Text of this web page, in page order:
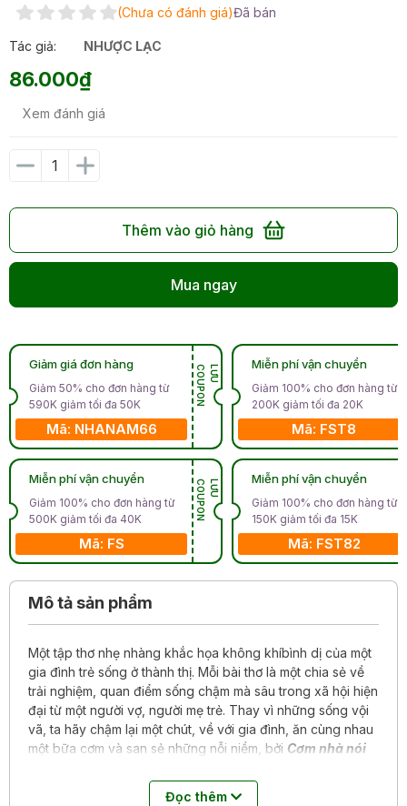
(Chưa có đánh giá)Đã bán
Tác giả: NHƯỢC LẠC
86.000₫
Xem đánh giá
Thêm vào giỏ hàng
Mua ngay
Giảm giá đơn hàng
Giảm 50% cho đơn hàng từ
590K giảm tối đa 50K
Mã: NHANAM66
L
Ư
U
C
O
U
P
O
N
Miễn phí vận chuyển
Giảm 100% cho đơn hàng từ
500K giảm tối đa 40K
Mã: FS
L
Ư
U
C
O
U
P
O
N
Miễn phí vận chuyển
Giảm 100% cho đơn hàng từ
200K giảm tối đa 20K
Mã: FST8
Miễn phí vận chuyển
Giảm 100% cho đơn hàng từ
150K giảm tối đa 15K
Mã: FST82
Mô tả sản phẩm
Một tập thơ nhẹ nhàng khắc họa không khíbình dị của một
gia đình trẻ sống ở thành thị. Mỗi bài thơ là một chia sẻ về
trải nghiệm, quan điểm sống chậm mà sâu trong xã hội hiện
đại từ một người vợ, người mẹ trẻ. Thay vì những sống vội
vã, ta hãy chậm lại một chút, về với gia đình, ăn cùng nhau
một bữa cơm và san sẻ những nỗi niềm, bởi Cơm nhà nói
Đọc thêm